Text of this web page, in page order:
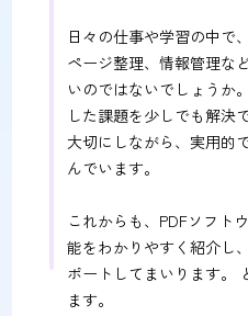
日々の仕事や学習の中で
ページ整理、情報管理な
いのではないでしょうか
した課題を少しでも解決
大切にしながら、実用的
んでいます。
これからも、PDFソフト
能をわかりやすく紹介し
ポートしてまいります。
ます。